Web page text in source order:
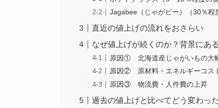
Jagabee（じゃがビー）（30％程
直近の値上げの流れをおさらい
なぜ値上げが続くのか？背景にあ
原因① 北海道産じゃがいもの大
原因② 原材料・エネルギーコス
原因③ 物流費・人件費の上昇
過去の値上げと比べてどう変わっ